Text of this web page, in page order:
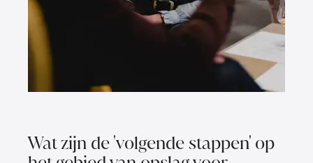
Wat zijn de 'volgende stappen' op